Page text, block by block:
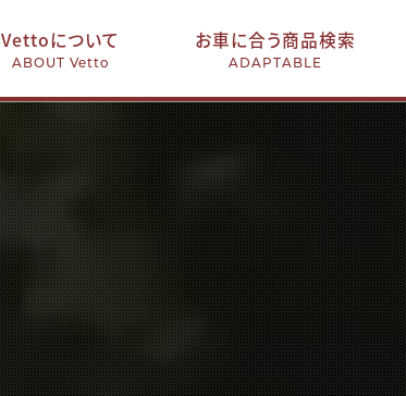
Vettoについて
ABOUT Vetto
お車に合う商品検索
ADAPTABLE